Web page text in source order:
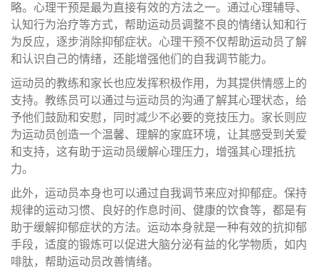
略。心理干预是最为直接有效的方法之一。通过心理辅导、
认知行为治疗等方式，帮助运动员调整不良的情绪认知和行
为反应，逐步消除抑郁症状。心理干预不仅帮助运动员了解
和认识自己的情绪，还能增强他们的自我调节能力。
运动员的教练和家长也应发挥积极作用，为其提供情感上的
支持。教练员可以通过与运动员的沟通了解其心理状态，给
予他们鼓励和安慰，同时减少不必要的竞技压力。家长则应
为运动员创造一个温馨、理解的家庭环境，让其感受到关爱
和支持，这有助于运动员缓解心理压力，增强其心理抵抗
力。
此外，运动员本身也可以通过自我调节来应对抑郁症。保持
规律的运动习惯、良好的作息时间、健康的饮食等，都是有
助于缓解抑郁症状的方法。运动本身就是一种有效的抗抑郁
手段，适度的锻炼可以促进大脑分泌有益的化学物质，如内
啡肽，帮助运动员改善情绪。